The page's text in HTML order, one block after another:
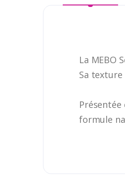
La MEBO
Sa
formule